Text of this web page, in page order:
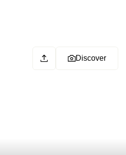
Discover